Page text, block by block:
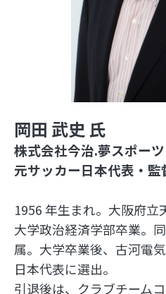
岡田 武史 氏
株式会社今治.夢スポー
元サッカー日本代表・監
1956 年生まれ。大阪府
大学政治経済学部卒業。
属。大学卒業後、古河電
日本代表に選出。
引退後は、クラブチーム